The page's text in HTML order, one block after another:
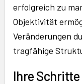
erfolgreich zu
Objektivität
Veränderungen
tragfähige
Ihre